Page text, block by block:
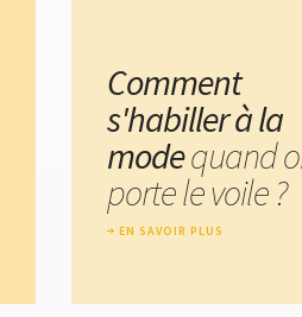
Comment
s'habiller à la
modequand
porte le voile ?
EN SAVOIR PLUS